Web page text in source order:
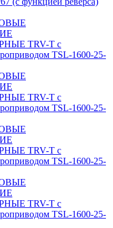
TRV-T с
TSL-1600-25-
TRV-T с
TSL-1600-25-
TRV-T с
TSL-1600-25-
TRV-T с
TSL-1600-25-